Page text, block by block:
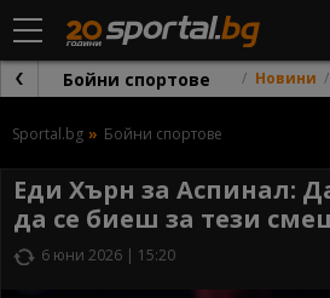
Бойни спортове Новини
Sportal.bg Бойни спортове
Еди Хърн за Аспинал:
да се биеш за тези
6 юни 2026 | 15:20